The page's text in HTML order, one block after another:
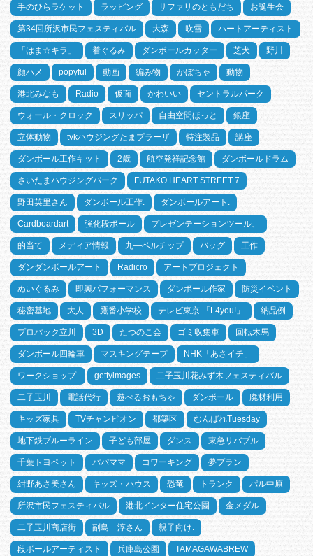
手のひらラケット ラッピング サファリのともだち お誕生会
第34回所沢市民フェスティバル 大森 吹雪 ハートアーティスト
「はま☆キラ」 着ぐるみ ダンボールカッター 芝犬 野川
顔ハメ popyful 動画 編み物 かぼちゃ 動物
港北みなも Radio 仮面 かわいい セントラルパーク
ウォール・クロック スリッパ 自由空間ほっと 銀座
立体動物 tvkハウジングたまプラーザ 特注製品 講座
ダンボール工作キット 2歳 航空発祥記念館 ダンボールドラム
さいたまハウジングパーク FUTAKO HEART STREET 7
野田英里さん ダンボール工作. ダンボールアート.
Cardboardart 強化段ボール プレゼンテーションツール、
的当て メディア情報 九―ベルチップ バッグ 工作
ダンダンボールアート Radicro アートプロジェクト
ぬいぐるみ 即興パフォーマンス ダンボール作家 防災イベント
秘密基地 大人 鷹番小学校 テレビ東京 「L4you!」 納品例
プロパック立川 3D たつのこ会 ゴミ収集車 回転木馬
ダンボール四輪車 マスキングテープ NHK「あさイチ」
ワークショップ. gettyimages 二子玉川花みず木フェスティバル
二子玉川 電話代行 遊べるおもちゃ ダンボール 廃材利用
キッズ家具 TVチャンピオン 都築区 むんぱれTuesday
地下鉄ブルーライン 子ども部屋 ダンス 東急リバブル
千葉トヨペット パパママ コワーキング 夢プラン
紺野あさ美さん キッズ・ハウス 恐竜 トランク パル中原
所沢市民フェスティバル 港北インター住宅公園 金メダル
二子玉川商店街 副島 淳さん 親子向け.
段ボールアーティスト 兵庫島公園 TAMAGAWABREW